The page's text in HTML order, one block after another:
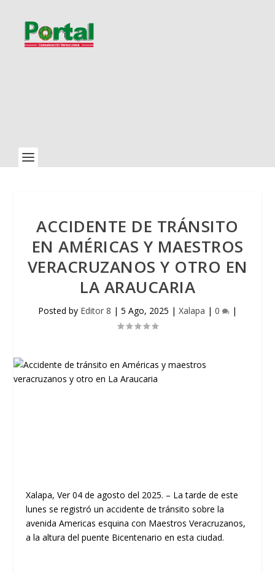
ACCIDENTE DE TRÁNSITO
EN AMÉRICAS Y MAESTROS
VERACRUZANOS Y OTRO EN
LA ARAUCARIA
Posted by Editor 8 | 5 Ago, 2025 | Xalapa | 0 |
Xalapa, Ver 04 de agosto del 2025. – La tarde de este
lunes se registró un accidente de tránsito sobre la
avenida Americas esquina con Maestros Veracruzanos,
a la altura del puente Bicentenario en esta ciudad.